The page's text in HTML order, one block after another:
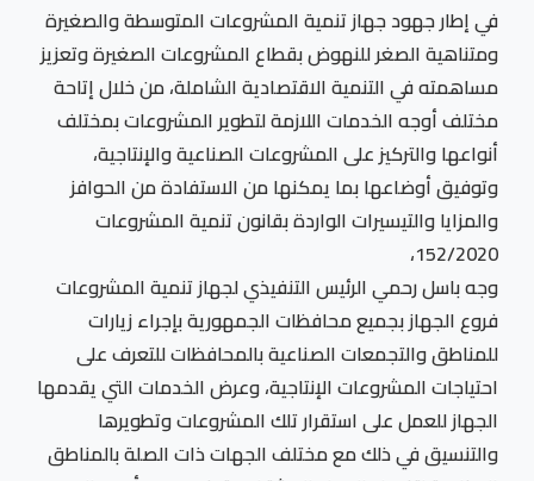
في إطار جهود جهاز تنمية المشروعات المتوسطة والصغيرة
ومتناهية الصغر للنهوض بقطاع المشروعات الصغيرة وتعزيز
مساهمته في التنمية الاقتصادية الشاملة، من خلال إتاحة
مختلف أوجه الخدمات اللازمة لتطوير المشروعات بمختلف
أنواعها والتركيز على المشروعات الصناعية والإنتاجية،
وتوفيق أوضاعها بما يمكنها من الاستفادة من الحوافز
والمزايا والتيسيرات الواردة بقانون تنمية المشروعات
152/2020،
وجه باسل رحمي الرئيس التنفيذي لجهاز تنمية المشروعات
فروع الجهاز بجميع محافظات الجمهورية بإجراء زيارات
للمناطق والتجمعات الصناعية بالمحافظات للتعرف على
احتياجات المشروعات الإنتاجية، وعرض الخدمات التي يقدمها
الجهاز للعمل على استقرار تلك المشروعات وتطويرها
والتنسيق في ذلك مع مختلف الجهات ذات الصلة بالمناطق